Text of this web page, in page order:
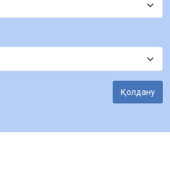
Қолдану